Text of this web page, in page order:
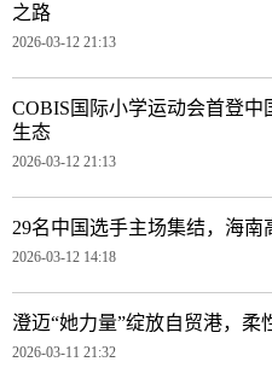
之路
2026-03-12 21:13
COBIS国际小学运动会首登
生态
2026-03-12 21:13
29名中国选手主场集结，海南
2026-03-12 14:18
澄迈“她力量”绽放自贸港，柔
2026-03-11 21:32